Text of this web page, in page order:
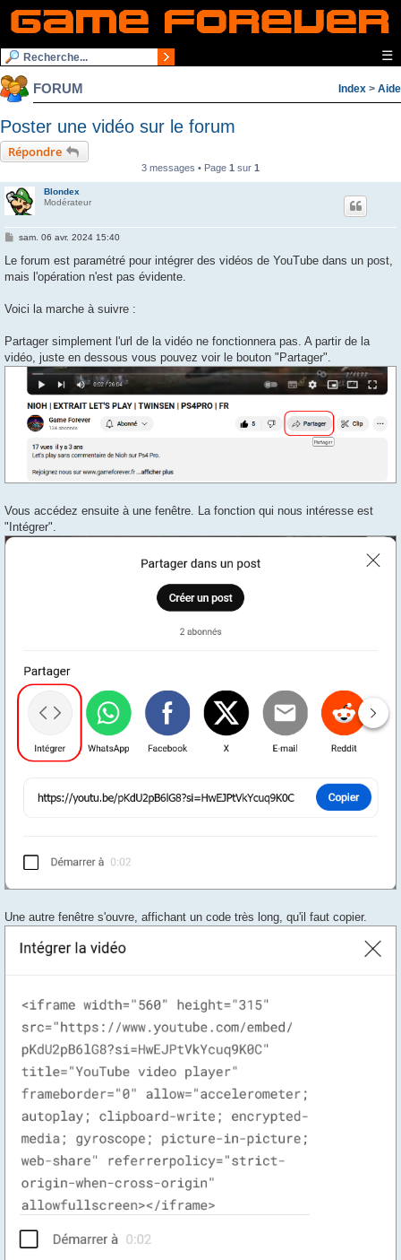
☰
FORUM Index > Aide
Poster une vidéo sur le forum
Répondre
3 messages • Page 1 sur 1
Blondex
Modérateur
M
s
a
sam. 06 avr. 2024 15:40
Le forum est paramétré pour intégrer des vidéos de YouTube dans un post,
mais l'opération n'est pas évidente.
Voici la marche à suivre :
Partager simplement l'url de la vidéo ne fonctionnera pas. A partir de la
vidéo, juste en dessous vous pouvez voir le bouton "Partager".
Vous accédez ensuite à une fenêtre. La fonction qui nous intéresse est
"Intégrer".
Une autre fenêtre s'ouvre, affichant un code très long, qu'il faut copier.